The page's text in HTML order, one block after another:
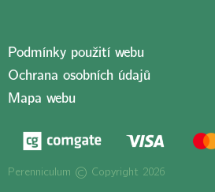
Podmínky použití webu
Ochrana osobních údajů
Mapa webu
Perenniculum © Copyright 2026